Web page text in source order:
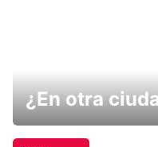
¿En otra